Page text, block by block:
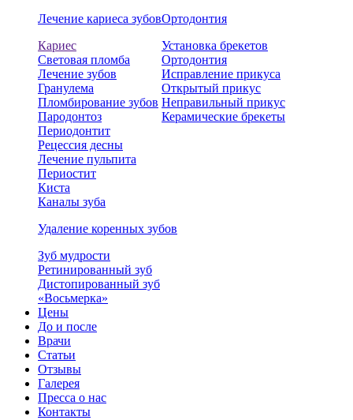
Лечение кариеса зубов
Кариес
Световая пломба
Лечение зубов
Гранулема
Пломбирование зубов
Пародонтоз
Периодонтит
Рецессия десны
Лечение пульпита
Периостит
Киста
Каналы зуба
Ортодонтия
Установка брекетов
Ортодонтия
Исправление прикуса
Открытый прикус
Неправильный прикус
Керамические брекеты
Удаление коренных зубов
Зуб мудрости
Ретинированный зуб
Дистопированный зуб
«Восьмерка»
Цены
До и после
Врачи
Статьи
Отзывы
Галерея
Пресса о нас
Контакты